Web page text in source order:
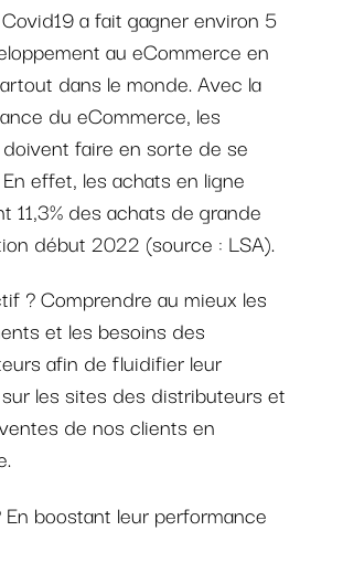
a fait gagner environ 5
au eCommerce en
dans le monde. Avec la
du eCommerce, les
faire en sorte de se
effet, les achats en ligne
11,3% des achats de grande
début 2022 (source : LSA).
? Comprendre au mieux les
et les besoins des
afin de fluidifier leur
les sites des distributeurs et
de nos clients en
boostant leur performance